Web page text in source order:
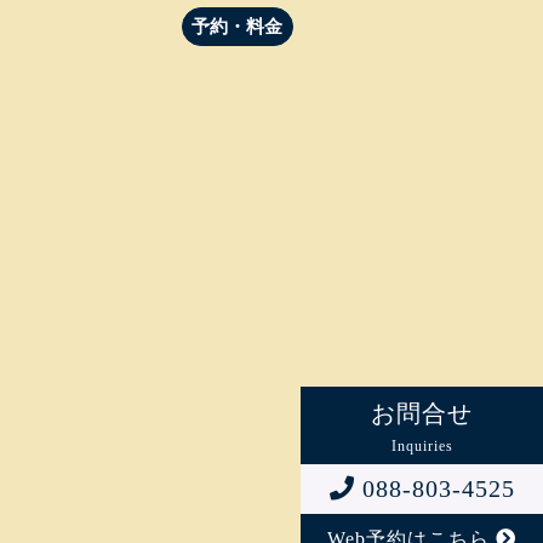
お問合せ
Inquiries
088-803-4525
Web予約はこちら
予約・料金